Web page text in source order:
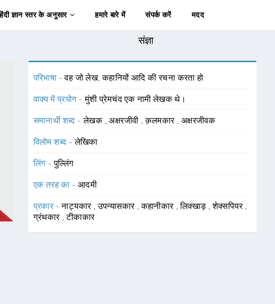
ज्ञान स्तर के अनुसार हमारे बारे में संपर्क करें मदद
संज्ञा
परिभाषा -वह जो लेख, कहानियों आदि की रचना करता हो
वाक्य में प्रयोग -मुंशी प्रेमचंद एक नामी लेखक थे।
समानार्थी शब्द -लेखक ,अक्षरजीवी ,क़लमकार , अक्षरजीवक
विलोम शब्द -लेखिका
लिंग -पुल्लिंग
एक तरह का - आदमी
प्रकार -नाट्यकार ,उपन्यासकार ,कहानीकार ,लिक्खाड़ ,शेक्सपियर ,
ग्रंथकार ,टीकाकार